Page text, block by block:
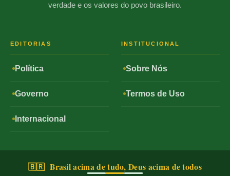
verdade e os valores do povo brasileiro.
EDITORIAS
Política
Governo
Internacional
INSTITUCIONAL
Sobre Nós
Termos de Uso
🇧🇷 Brasil acima de tudo, Deus acima de todos